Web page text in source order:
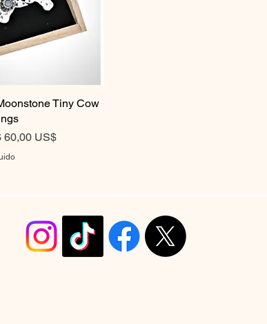
Vista rápida Tiny Cow
Precio de oferta
60,00 US$